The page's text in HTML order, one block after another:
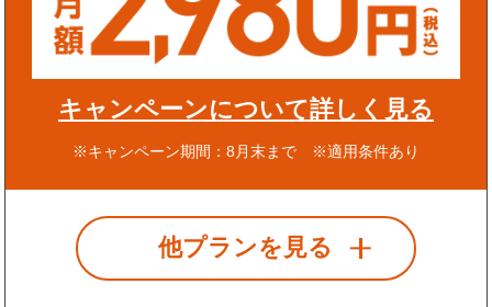
キャンペーンについて詳しく見る
※キャンペーン期間：8月末まで ※適用条件あり
他プランを見る